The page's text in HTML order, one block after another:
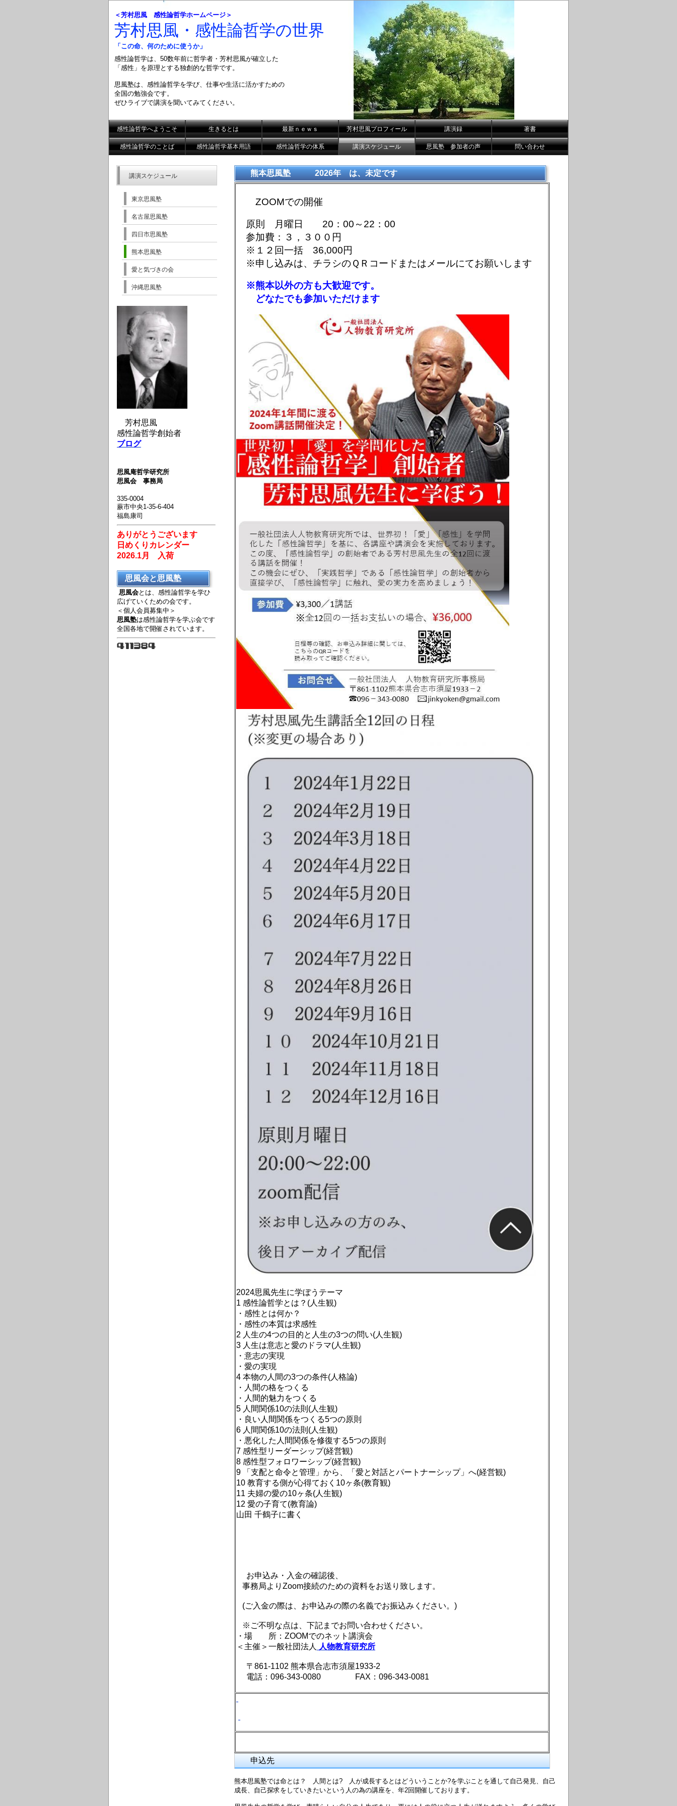
＜芳村思風 感性論哲学ホームページ＞
芳村思風・感性論哲学の世界
「この命、何のために使うか」
感性論哲学は、50数年前に哲学者・芳村思風が確立した
「感性」を原理とする独創的な哲学です。
思風塾は、感性論哲学を学び、仕事や生活に活かすための
全国の勉強会です。
ぜひライブで講演を聞いてみてください。
感性論哲学へようこそ 生きるとは 最新ｎｅｗｓ 芳村思風プロフィール 講演録 著書
感性論哲学のことば 感性論哲学基本用語 感性論哲学の体系 講演スケジュール 思風塾 参加者の声 問い合わせ
熊本思風塾 2026年 は、未定です
ZOOMでの開催
原則 月曜日 20：00～22：00
参加費：３，３００円
※１２回一括 36,000円
※申し込みは、チラシのＱＲコードまたはメールにてお願いします
※熊本以外の方も大歓迎です。
どなたでも参加いただけます
2024思風先生に学ぼうテーマ
1 感性論哲学とは？(人生観)
・感性とは何か？
・感性の本質は求感性
2 人生の4つの目的と人生の3つの問い(人生観)
3 人生は意志と愛のドラマ(人生観)
・意志の実現
・愛の実現
4 本物の人間の3つの条件(人格論)
・人間の格をつくる
・人間的魅力をつくる
5 人間関係10の法則(人生観)
・良い人間関係をつくる5つの原則
6 人間関係10の法則(人生観)
・悪化した人間関係を修復する5つの原則
7 感性型リーダーシップ(経営観)
8 感性型フォロワーシップ(経営観)
9 「支配と命令と管理」から、「愛と対話とパートナーシップ」へ(経営観)
10 教育する側が心得ておく10ヶ条(教育観)
11 夫婦の愛の10ヶ条(人生観)
12 愛の子育て(教育論)
山田 千鶴子に書く
お申込み・入金の確認後、
事務局よりZoom接続のための資料をお送り致します。
(ご入金の際は、お申込みの際の名義でお振込みください。)
※ご不明な点は、下記までお問い合わせください。
・場 所：ZOOMでのネット講演会
＜主催＞一般社団法人
人物教育研究所
〒861-1102 熊本県合志市須屋1933-2
電話：096-343-0080 FAX：096-343-0081
申込先
熊本思風塾では命とは？ 人間とは? 人が成長するとはどういうことか?を学ぶことを通して自己発見、自己
成長、自己探求をしていきたいという人の為の講座を、年2回開催しております。
講演スケジュール
東京思風塾
名古屋思風塾
四日市思風塾
熊本思風塾
愛と気づきの会
沖縄思風塾
芳村思風
感性論哲学創始者
ブログ
思風庵哲学研究所
思風会 事務局
335-0004
蕨市中央1-35-6-404
福島康司
ありがとうございます
日めくりカレンダー
2026.1月 入荷
思風会と思風塾
思風会とは、感性論哲学を学ひ
広げていくための会です。
＜個人会員募集中＞
思風塾は感性論哲学を学ぶ会です
全国各地で開催されています。